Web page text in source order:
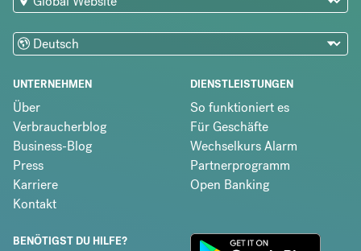
UNTERNEHMEN
Über
Verbraucherblog
Business-Blog
Press
Karriere
Kontakt
DIENSTLEISTUNGEN
So funktioniert es
Für Geschäfte
Wechselkurs Alarm
Partnerprogramm
Open Banking
BENÖTIGST DU HILFE?